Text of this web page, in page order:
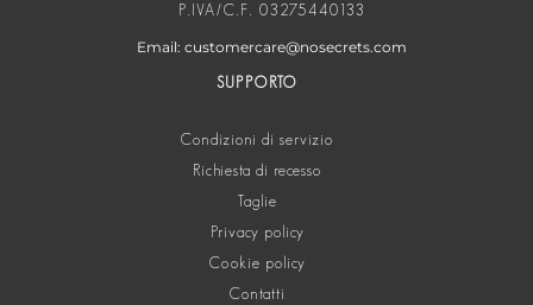
P.IVA/C.F. 03275440133
Email: customercare@nosecrets.com
SUPPORTO
Condizioni di servizio
Richiesta di recesso
Taglie
Privacy policy
Cookie policy
Contatti